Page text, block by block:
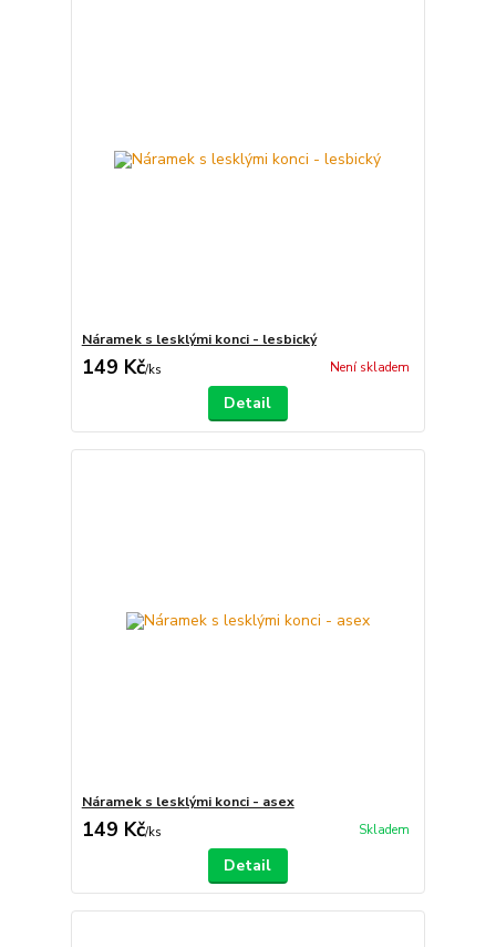
Náramek s lesklými konci - lesbický
149 Kč/ks Není skladem
Detail
Náramek s lesklými konci - asex
149 Kč/ks Skladem
Detail